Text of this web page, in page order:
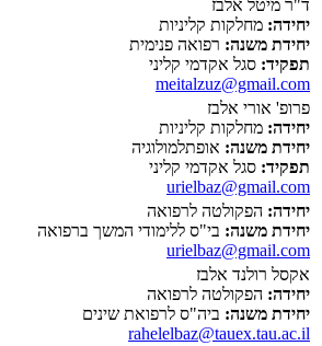
ד"ר מיטל אלבז
יחידה: מחלקות קליניות
יחידת משנה: רפואה פנימית
תפקיד: סגל אקדמי קליני
meitalzuz@gmail.com
פרופ' אורי אלבז
יחידה: מחלקות קליניות
יחידת משנה: אופתלמולוגיה
תפקיד: סגל אקדמי קליני
urielbaz@gmail.com
יחידה: הפקולטה לרפואה
יחידת משנה: בי"ס ללימודי המשך ברפואה
urielbaz@gmail.com
אקסל רולנד אלבז
יחידה: הפקולטה לרפואה
יחידת משנה: ביה"ס לרפואת שינים
rahelelbaz@tauex.tau.ac.il